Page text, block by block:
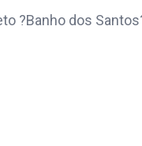
?Banho dos